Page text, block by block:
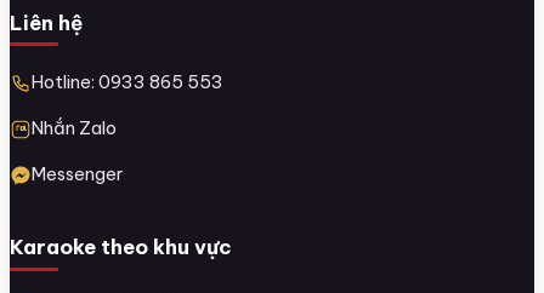
Liên hệ
Hotline: 0933 865 553
Nhắn Zalo
Messenger
Karaoke theo khu vực